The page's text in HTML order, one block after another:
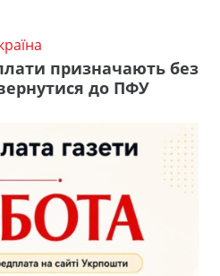
призначають без
до ПФУ